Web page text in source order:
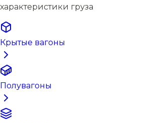
характеристики груза
Крытые вагоны
Полувагоны